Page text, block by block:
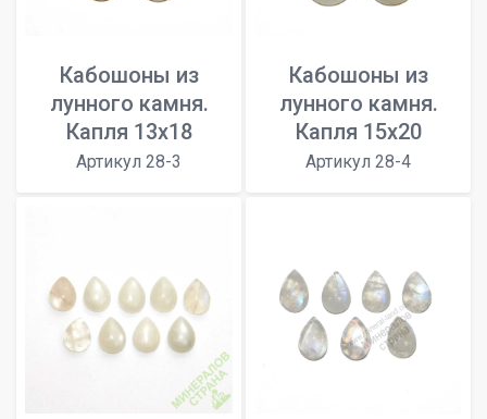
Кабошоны из
лунного камня.
Капля 13х18
Артикул 28-3
Кабошоны из
лунного камня.
Капля 15х20
Артикул 28-4